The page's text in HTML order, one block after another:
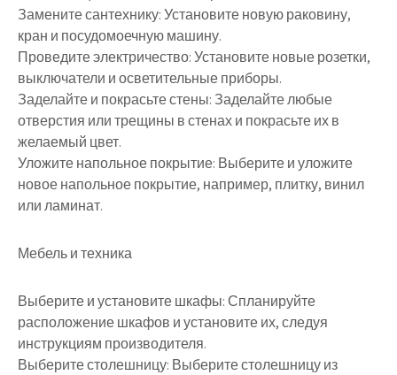
Замените сантехнику: Установите новую раковину,
кран и посудомоечную машину.
Проведите электричество: Установите новые розетки,
выключатели и осветительные приборы.
Заделайте и покрасьте стены: Заделайте любые
отверстия или трещины в стенах и покрасьте их в
желаемый цвет.
Уложите напольное покрытие: Выберите и уложите
новое напольное покрытие, например, плитку, винил
или ламинат.
Мебель и техника
Выберите и установите шкафы: Спланируйте
расположение шкафов и установите их, следуя
инструкциям производителя.
Выберите столешницу: Выберите столешницу из